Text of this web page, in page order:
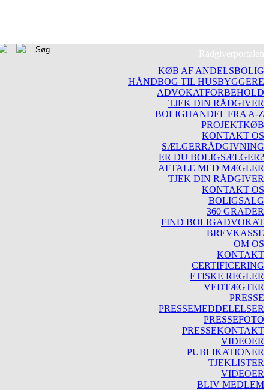
Rådgiverportalen
KØB AF ANDELSBOLIG
HÅNDBOG TIL HUSBYGGERE
ADVOKATFORBEHOLD
TJEK DIN RÅDGIVER
BOLIGHANDEL FRA A-Z
PROJEKTKØB
KONTAKT OS
SÆLGERRÅDGIVNING
ER DU BOLIGSÆLGER?
AFTALE MED MÆGLER
TJEK DIN RÅDGIVER
KONTAKT OS
BOLIGSALG
360 GRADER
FIND BOLIGADVOKAT
BREVKASSE
OM OS
KONTAKT
CERTIFICERING
ETISKE REGLER
VEDTÆGTER
PRESSE
PRESSEMEDDELELSER
PRESSEFOTO
PRESSEKONTAKT
VIDEOER
PUBLIKATIONER
TJEKLISTER
VIDEOER
BLIV MEDLEM